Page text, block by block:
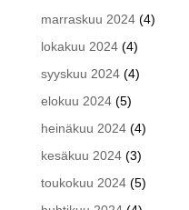
marraskuu 2024(4)
lokakuu 2024(4)
syyskuu 2024(4)
elokuu 2024(5)
heinäkuu 2024(4)
kesäkuu 2024(3)
toukokuu 2024(5)